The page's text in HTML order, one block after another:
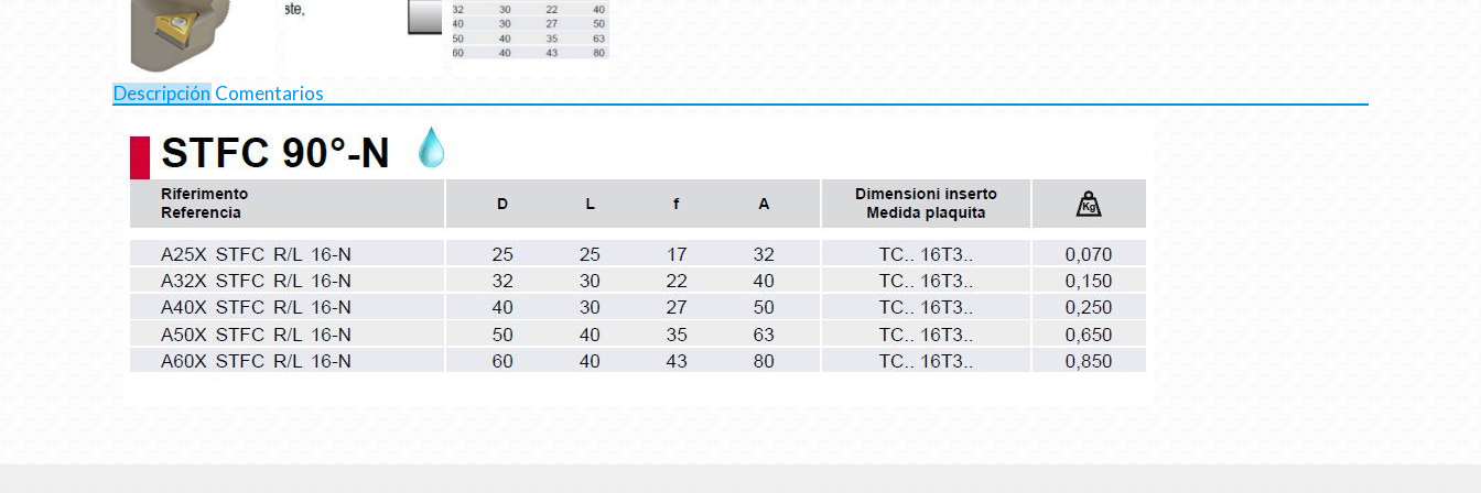
Descripción Comentarios